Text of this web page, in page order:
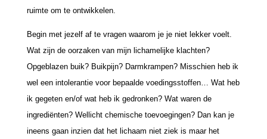
ruimte om te ontwikkelen.
Begin met jezelf af te vragen waarom je je niet lekker voelt.
Wat zijn de oorzaken van mijn lichamelijke klachten?
Opgeblazen buik? Buikpijn? Darmkrampen? Misschien heb ik
wel een intolerantie voor bepaalde voedingsstoffen… Wat heb
ik gegeten en/of wat heb ik gedronken? Wat waren de
ingrediënten? Wellicht chemische toevoegingen? Dan kan je
ineens gaan inzien dat het lichaam niet ziek is maar het